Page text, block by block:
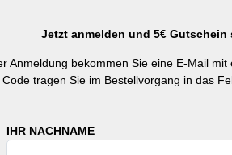
Jetzt anmelden und 5€ Gutschein
Anmeldung bekommen Sie eine E-Mail
Code tragen Sie im Bestellvorgang in das
IHR NACHNAME